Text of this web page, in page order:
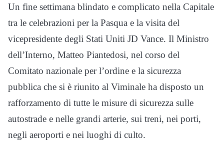
Un fine settimana blindato e complicato nella Capitale
tra le celebrazioni per la Pasqua e la visita del
vicepresidente degli Stati Uniti JD Vance. Il Ministro
dell’Interno, Matteo Piantedosi, nel corso del
Comitato nazionale per l’ordine e la sicurezza
pubblica che si è riunito al Viminale ha disposto un
rafforzamento di tutte le misure di sicurezza sulle
autostrade e nelle grandi arterie, sui treni, nei porti,
negli aeroporti e nei luoghi di culto.